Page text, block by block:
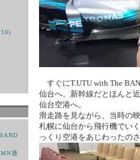
通
すぐにT.UTU with The
仙台へ、新幹線だとほんと
仙台空港へ。
滑走路を見ながら、当時の
札幌に仙台から飛行機で
っくり空港をあじわったの